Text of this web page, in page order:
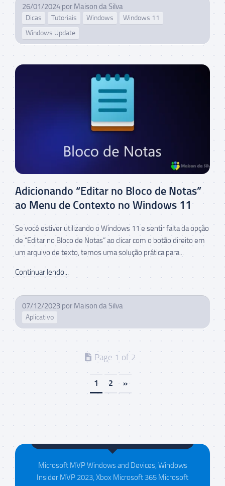
26/01/2024 por Maison da Silva
Dicas Tutoriais Windows
Windows 11
Windows Update
Adicionando “Editar no Bloco de Notas”
ao Menu de Contexto no Windows 11
Se você estiver utilizando o Windows 11 e sentir falta da opção
de “Editar no Bloco de Notas” ao clicar com o botão direito em
um arquivo de texto, temos uma solução prática para...
Continuar lendo...
07/12/2023 por Maison da Silva
Aplicativo
Page 1 of 2
1 2 »
Maison da Silva
Microsoft MVP Windows and Devices, Windows
Insider MVP 2023, Xbox Microsoft 365 Microsoft